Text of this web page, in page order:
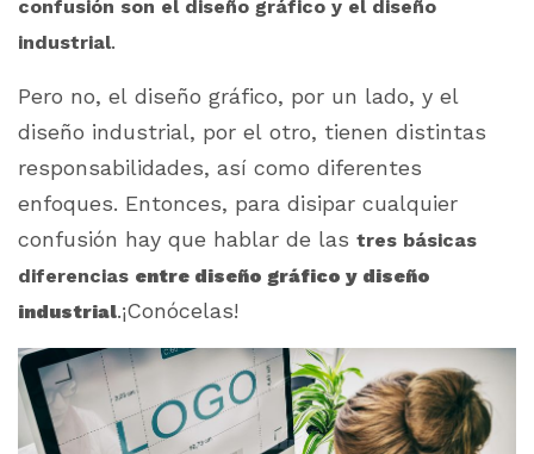
confusión son el diseño gráfico y el diseño
industrial.
Pero no, el diseño gráfico, por un lado, y el
diseño industrial, por el otro, tienen distintas
responsabilidades, así como diferentes
enfoques. Entonces, para disipar cualquier
confusión hay que hablar de las tres básicas
diferencias entre diseño gráfico y diseño
industrial.¡Conócelas!